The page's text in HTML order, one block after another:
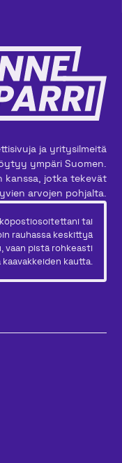
ja yritysilmeitä
ympäri Suomen.
kanssa, jotka tekevät
arvojen pohjalta.
tai
rauhassa keskittyä
vaan pistä rohkeasti
kautta.